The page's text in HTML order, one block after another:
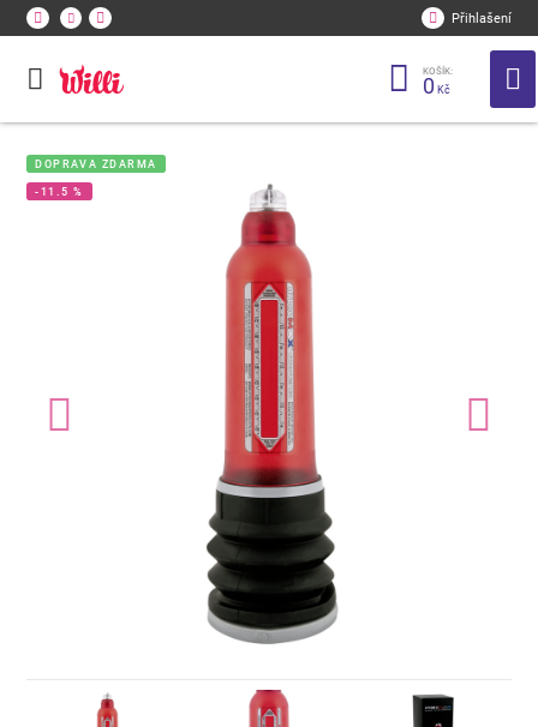
Přihlašení
KOŠÍK:
0 Kč
DOPRAVA ZDARMA
-11.5 %